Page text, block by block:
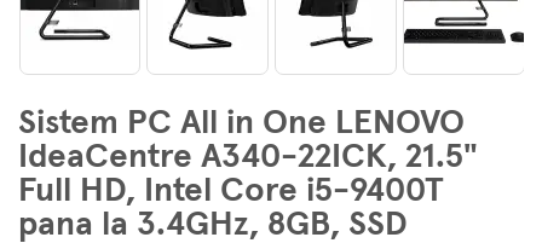
Sistem PC All in One LENOVO
IdeaCentre A340-22ICK, 21.5"
Full HD, Intel Core i5-9400T
pana la 3.4GHz, 8GB, SSD